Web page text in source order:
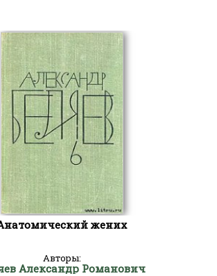
жених
Авторы:
Александр Романович